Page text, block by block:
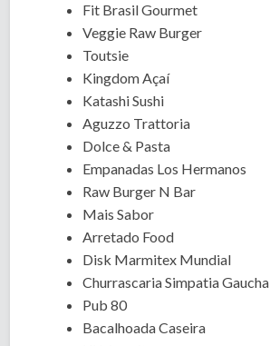
Fit Brasil Gourmet
Veggie Raw Burger
Toutsie
Kingdom Açaí
Katashi Sushi
Aguzzo Trattoria
Dolce & Pasta
Empanadas Los Hermanos
Raw Burger N Bar
Mais Sabor
Arretado Food
Disk Marmitex Mundial
Churrascaria Simpatia Gaucha
Pub 80
Bacalhoada Caseira